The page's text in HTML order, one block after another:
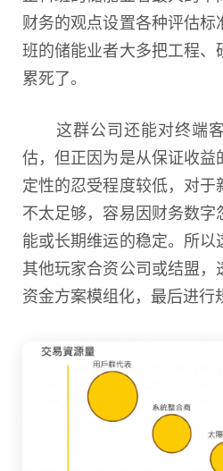
财务的观点设置各种评估
班的储能业者大多把工程
累死了。
这群公司还能对终端客
估，但正因为是从保证收
定性的忍受程度较低，对
不太足够，容易因财务数
能或长期维运的稳定。所
其他玩家合资公司或结盟，
资金方案模组化，最后进行